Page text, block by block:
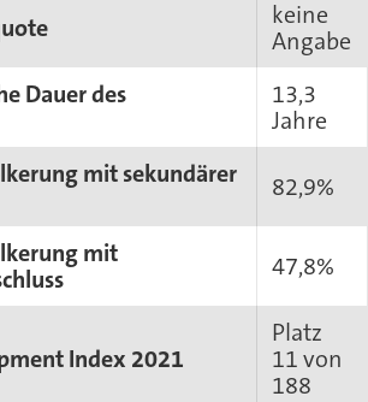
keine
Angabe
Dauer des
13,3
Jahre
mit sekundärer
82,9%
mit
47,8%
Index 2021
Platz
11 von
188